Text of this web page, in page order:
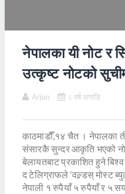
नेपालका यी नोट र
उत्कृष्ट नोटको
Arjun ८ वर्ष अगाडि
काठमाडौँ,१४ चैत । नेपालका
संसारकै सुन्दर आकृति भएको
बेलायतबाट प्रकाशित हुने बिश्व
द टेलिग्राफले ‘वल्र्डस् मोस्ट
नेपाली १ रुपैयाँ ५ रुपैयाँ र ५